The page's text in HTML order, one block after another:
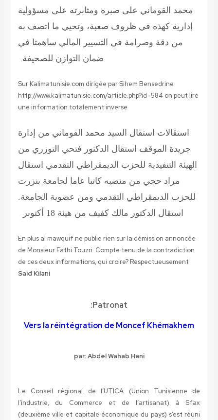
محمد القوماني على صبره ومثابرته على مسؤولية
إدارية كهذه في ظروف صعبة، وتحيي ما اتصف به
من دقة وصرامة في التسيير المالي ساهمتا في
ضمان التوازن للصحيفة.
Sur Kalimatunisie.com dirigée par Sihem Bensedrine
http://www.kalimatunisie.com/article.php?id=584 on peut lire
une information totalement inverse
استقالات استقال السيد محمد القوماني من إدارة
جريدة الموقف استقال الدكتور فتحي التوزري من
الهيئة التنفيذية للحزب الديمقراطي التقدمي استقال
مراد حجي من منصبه كاتبا عاما لجامعة بنزرت
للحزب الديمقراطي التقدمي ومن عضوية الجامعة.
استقال الدكتور مالك كفيف من هيئة 18 أكتوبر
En plus al mawquif ne publie rien sur la démission annoncée
de Monsieur Fathi Touzri. Compte tenu de la contradiction
de ces deux informations, qui croire? Respectueusement
Said Kilani
Patronat:
Vers la réintégration de Moncef Khémakhem
par: Abdel Wahab Hani
Le Conseil régional de l’UTICA (Union Tunisienne de
l’industrie, du Commerce et de l’artisanat) à Sfax
(deuxième ville et capitale économique du pays) s’est réuni